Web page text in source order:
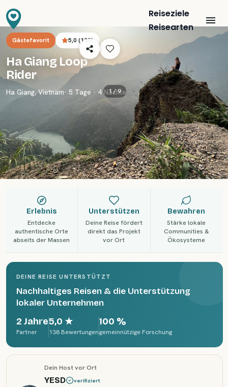
Reiseziele
Reisearten
Gästefavorit 5,0 (138)
Ha Giang Loop
Rider
Ha Giang,Vietnam· 5 Tage · 4 Nächte
1 /9
Erlebnis
Entdecke
authentische Orte
abseits der Massen
Unterstützen
Deine Reise fördert
direkt das Projekt
vor Ort
Bewahren
Stärke lokale
Communities &
Ökosysteme
DEINE REISE UNTERSTÜTZT
Nachhaltiges Reisen & die Unterstützung
lokaler Unternehmen
2 Jahre
Partner
5,0 ★
138 Bewertungen
100 %
gemeinnützige Forschung
Dein Host vor Ort
YESD verifiziert